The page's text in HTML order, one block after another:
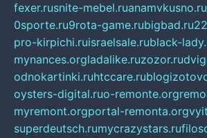
fexer.rusnite-mebel.ruanamvkusno.ru
0sporte.ru9rota-game.rubigbad.ru
pro-kirpichi.ruisraelsale.rublack-
mynances.orgladalike.ruzozor.ru
odnokartinki.ruhtccare.ru
oysters-digital.ruo-remonte.org
myremont.orgportal-remonta.org
superdeutsch.rumycrazystars.ru